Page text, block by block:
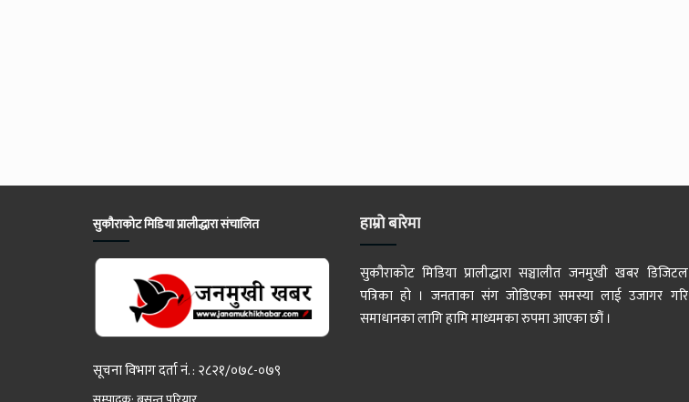
सुकौराकोट मिडिया प्रालीद्धारा संचालित
सूचना विभाग दर्ता नं. : २८२१/०७८-०७९
हाम्रो बारेमा
सुकौराकोट मिडिया प्रालीद्धारा सञ्चालीत जनमुखी खबर डिजिटल
पत्रिका हो । जनताका संग जोडिएका समस्या लाई उजागर गरि
समाधानका लागि हामि माध्यमका रुपमा आएका छौं ।